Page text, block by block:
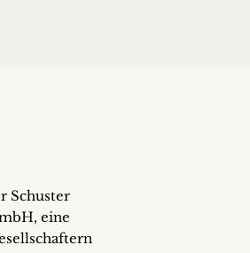
Schuster
eine